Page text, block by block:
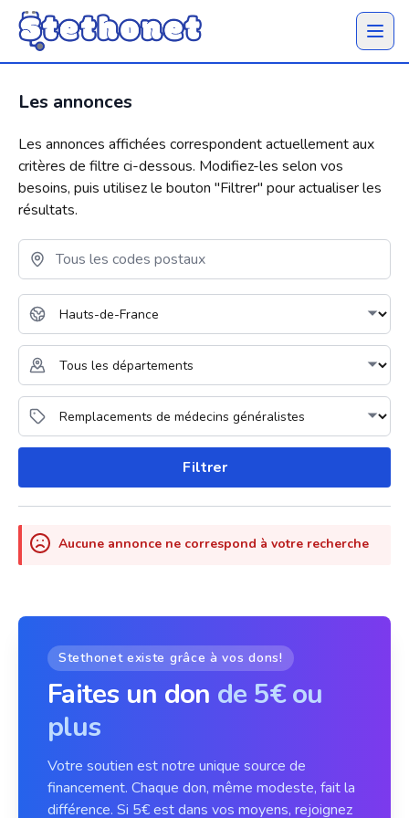
Ouvrir
Les annonces
Les annonces affichées correspondent actuellement aux
critères de filtre ci-dessous. Modifiez-les selon vos
besoins, puis utilisez le bouton "Filtrer" pour actualiser les
résultats.
Filtrer
Aucune annonce ne correspond à votre recherche
Stethonet existe grâce à vos dons!
Faites un don de 5€ ou
plus
Votre soutien est notre unique source de
financement. Chaque don, même modeste, fait la
différence. Si 5€ est dans vos moyens, rejoignez